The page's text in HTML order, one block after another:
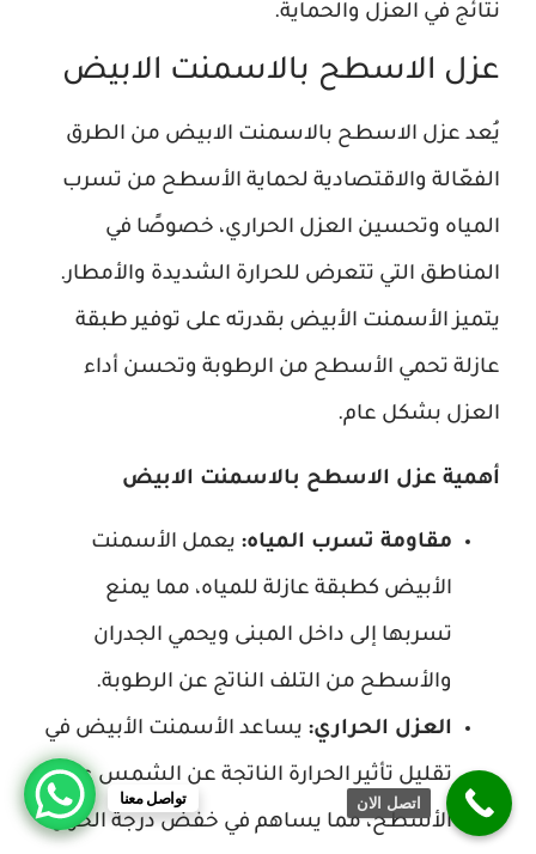
نتائج في العزل والحماية.
عزل الاسطح بالاسمنت الابيض
يُعد عزل الاسطح بالاسمنت الابيض من الطرق
الفعّالة والاقتصادية لحماية الأسطح من تسرب
المياه وتحسين العزل الحراري، خصوصًا في
المناطق التي تتعرض للحرارة الشديدة والأمطار.
يتميز الأسمنت الأبيض بقدرته على توفير طبقة
عازلة تحمي الأسطح من الرطوبة وتحسن أداء
العزل بشكل عام.
أهمية عزل الاسطح بالاسمنت الابيض
مقاومة تسرب المياه: يعمل الأسمنت
الأبيض كطبقة عازلة للمياه، مما يمنع
تسربها إلى داخل المبنى ويحمي الجدران
والأسطح من التلف الناتج عن الرطوبة.
العزل الحراري: يساعد الأسمنت الأبيض في
تقليل تأثير الحرارة الناتجة عن الشمس على
الأسطح، مما يساهم في خفض درجة الحرارة
تواصل معنا اتصل الان